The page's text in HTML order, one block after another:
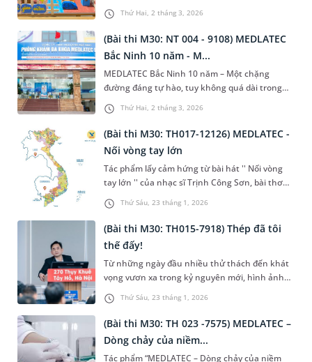
Thứ Hai, 2 tháng 3, 2026
đều có một hạt mầm tài năng. Nếu được gieo
xuống và nuôi dưỡng bằng niềm tin và sự kiên
trì, nó sẽ nảy nở và mang đến những giá trị tốt
đẹp, không chỉ cho bản thân mà còn cho tập
thể.
Thứ Hai, 2 tháng 3, 2026
(Bài thi M30: NT 004 - 9108) MEDLATEC
Bắc Ninh 10 năm - M...
MEDLATEC Bắc Ninh 10 năm – Một chặng
đường đáng tự hào, tuy không quá dài trong
lịch sử phát triển, nhưng đủ để MEDLATEC Bắc
Ninh ghi dấu ấn bằng sự nỗ lực bền bỉ, tinh
thần đổi mới không ngừng và khát vọng phụng
kết của tập thể làm nên sức mạnh của đơn vị
tạo nên '' một sắc màu của MEDLATEC" trong
hành trình 30 năm hình thành và phát triển.
Từ những bức ảnh chân thực trong cuộc sống
cường vượt qua khó khăn của tập thể CBNV
Medlatec Bắc Ninh.
Thứ Sáu, 23 tháng 1, 2026
(Bài thi M30: TH017-12126) MEDLATEC -
Nối vòng tay lớn
Tác phẩm lấy cảm hứng từ bài hát '' Nối vòng
tay lớn '' của nhạc sĩ Trịnh Công Sơn, bài thơ
viết theo thể lục bát, mô tả hành trình của các
cán bộ lấy mẫu tận nơi, vượt qua những khó
khăn, chông gai , vất vả, thể hiện tinh thần
người Med và những giá trị tuyệt vời của tập
đoàn Medlatec.
Thứ Sáu, 23 tháng 1, 2026
(Bài thi M30: TH015-7918) Thép đã tôi
thế đấy!
Từ những ngày đầu nhiều thử thách đến khát
vọng vươn xa trong kỷ nguyên mới, hình ảnh
“bẻ thép thành hoa” hiện lên như biểu tượng
của bản lĩnh, của người thủ lĩnh kiên cường, lấy
y đức làm gốc, lấy niềm tin làm kim chỉ nam.
(Bài thi M30: TH 023 -7575) MEDLATEC –
Dòng chảy của niềm...
Tác phẩm “MEDLATEC – Dòng chảy của niềm